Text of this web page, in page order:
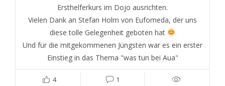
Ersthelferkurs im Dojo ausrichten.
Vielen Dank an Stefan Holm von Eufomeda, der uns
diese tolle Gelegenheit geboten hat
Und für die mitgekommenen Jüngsten war es ein erster
Einstieg in das Thema "was tun bei Aua"
4 1